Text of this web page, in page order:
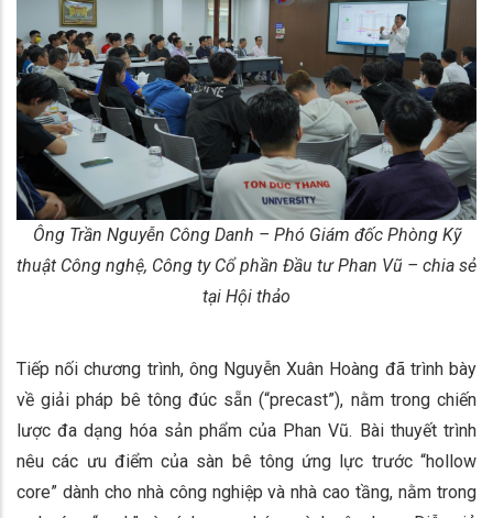
Ông Trần Nguyễn Công Danh – Phó Giám đốc Phòng Kỹ
thuật Công nghệ, Công ty Cổ phần Đầu tư Phan Vũ – chia sẻ
tại Hội thảo
Tiếp nối chương trình, ông Nguyễn Xuân Hoàng đã trình bày
về giải pháp bê tông đúc sẵn (“precast”), nằm trong chiến
lược đa dạng hóa sản phẩm của Phan Vũ. Bài thuyết trình
nêu các ưu điểm của sàn bê tông ứng lực trước “hollow
core” dành cho nhà công nghiệp và nhà cao tầng, nằm trong